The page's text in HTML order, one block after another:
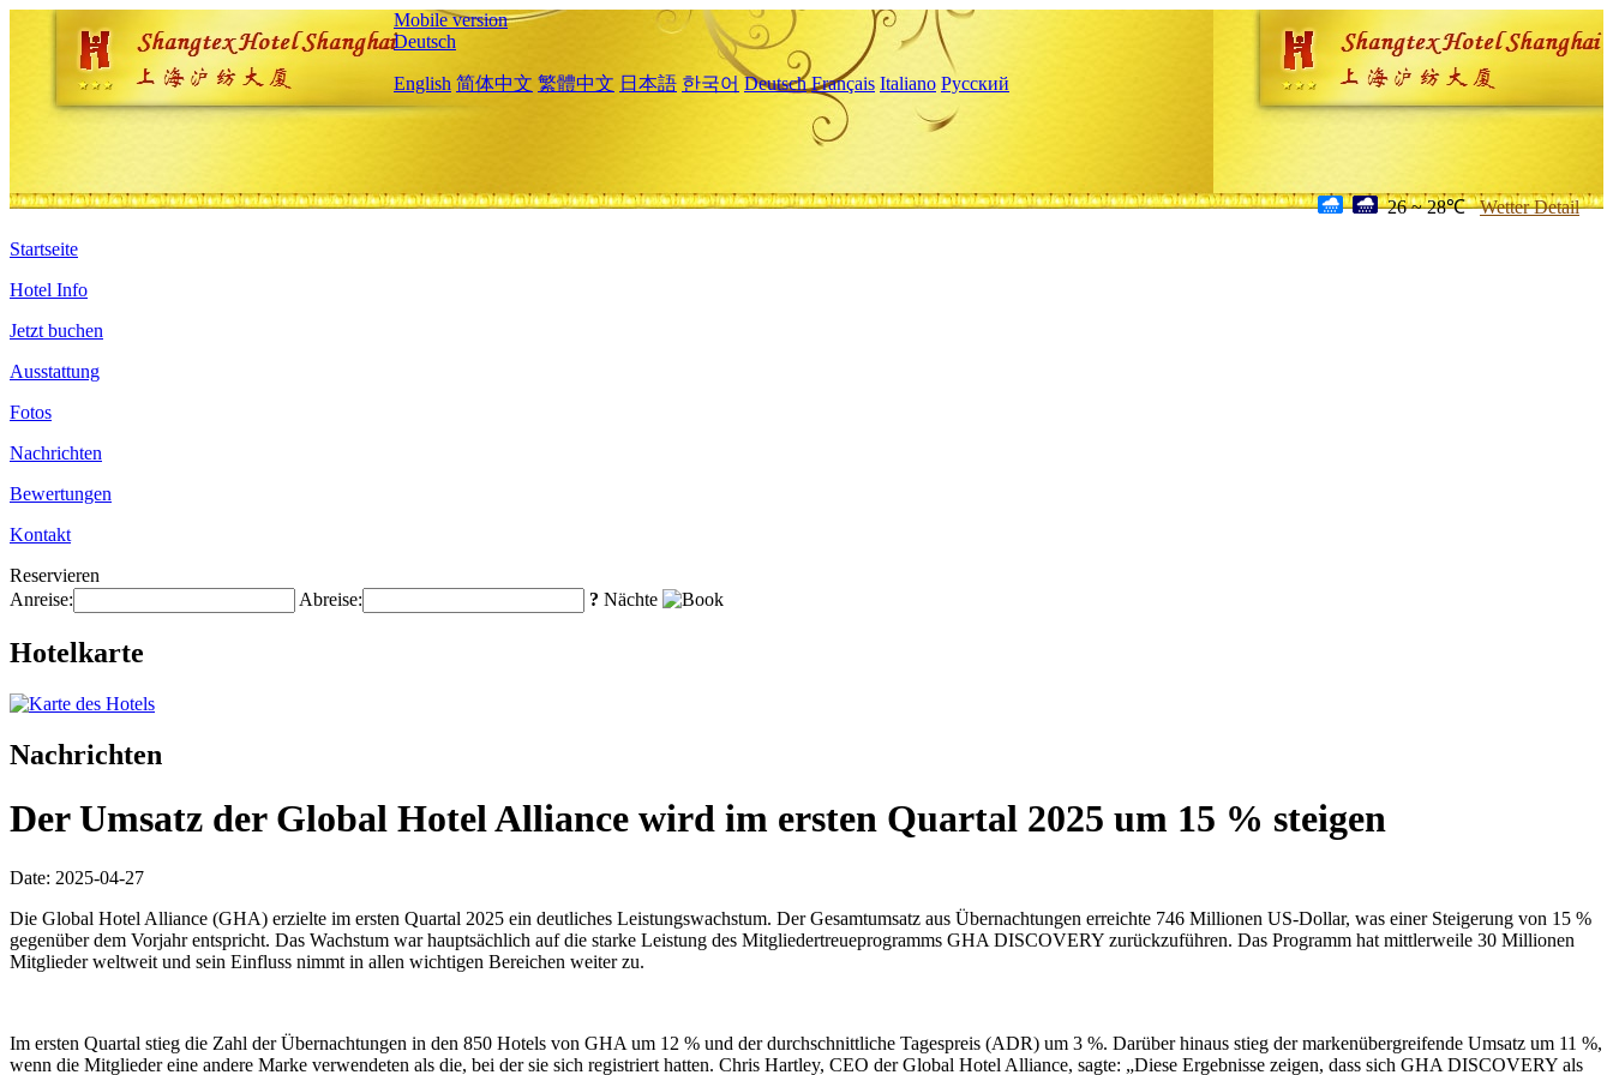
Mobile version
Deutsch
English 简体中文 繁體中文 日本語 한국어 Deutsch Français Italiano Русский
26 ~ 28℃ Wetter Detail
Startseite
Hotel Info
Jetzt buchen
Ausstattung
Fotos
Nachrichten
Bewertungen
Kontakt
Reservieren
Anreise:
Abreise: ? Nächte
Hotelkarte
Nachrichten
Der Umsatz der Global Hotel Alliance wird im ersten Quartal 2025 um 15 % steigen
Date: 2025-04-27
Die Global Hotel Alliance (GHA) erzielte im ersten Quartal 2025 ein deutliches Leistungswachstum. Der Gesamtumsatz aus Übernachtungen erreichte 746 Millionen US-Dollar, was einer Steigerung von 15 %
gegenüber dem Vorjahr entspricht. Das Wachstum war hauptsächlich auf die starke Leistung des Mitgliedertreueprogramms GHA DISCOVERY zurückzuführen. Das Programm hat mittlerweile 30 Millionen
Mitglieder weltweit und sein Einfluss nimmt in allen wichtigen Bereichen weiter zu.
Im ersten Quartal stieg die Zahl der Übernachtungen in den 850 Hotels von GHA um 12 % und der durchschnittliche Tagespreis (ADR) um 3 %. Darüber hinaus stieg der markenübergreifende Umsatz um 11 %,
wenn die Mitglieder eine andere Marke verwendeten als die, bei der sie sich registriert hatten. Chris Hartley, CEO der Global Hotel Alliance, sagte: „Diese Ergebnisse zeigen, dass sich GHA DISCOVERY als